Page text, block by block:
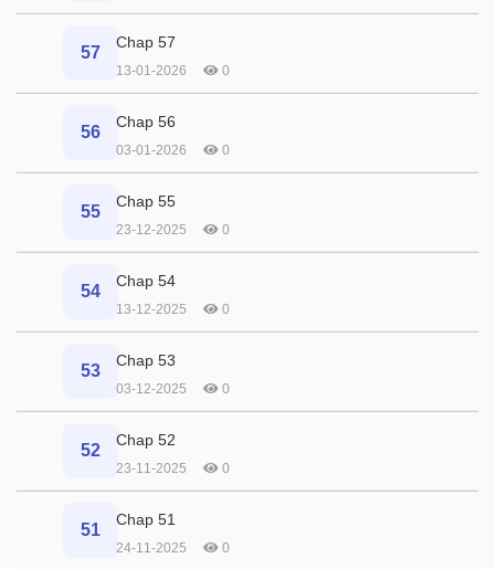
57
Chap 57
13-01-2026 0
56
Chap 56
03-01-2026 0
55
Chap 55
23-12-2025 0
54
Chap 54
13-12-2025 0
53
Chap 53
03-12-2025 0
52
Chap 52
23-11-2025 0
51
Chap 51
24-11-2025 0